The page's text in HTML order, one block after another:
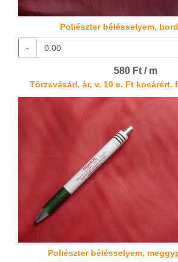
Poliészter bélésselyem,
-
580 Ft / m
Törzsvásárl. ár, v. 10 e. Ft kosárért.
Poliészter bélésselyem,